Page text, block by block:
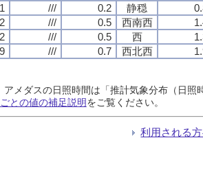
/// 0.2 静穏
/// 0.5 西南西
/// 0.5 西
/// 0.7 西北西
アメダスの日照時間は「推計気象分布（日
との値の補足説明をご覧ください。
利用される